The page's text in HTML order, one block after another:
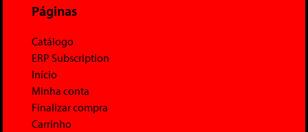
Páginas
Catálogo
ERP Subscription
Início
Minha conta
Finalizar compra
Carrinho